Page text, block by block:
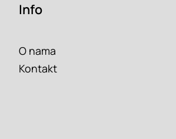
Info
O nama
Kontakt